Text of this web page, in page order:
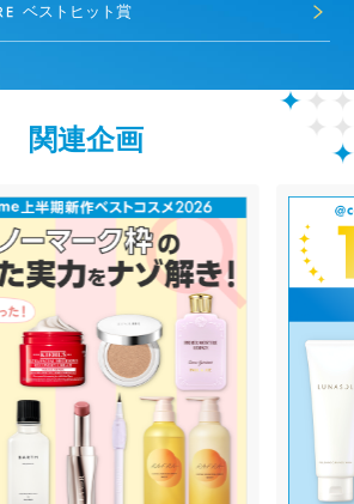
ベストヒット賞
関連企画